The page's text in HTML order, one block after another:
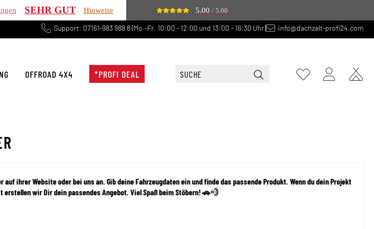
SEHR GUT Hinweise 5.00/ 5.00
Support: 07161-983 988 8 (Mo.-Fr. 10:00 - 12:00 und 13:00 - 16:30 Uhr) info@dachzelt-profi24.com
OFFROAD 4X4 *PROFI DEAL
ihrer Website oder bei uns an. Gib deine Fahrzeugdaten ein und finde das passende Produkt. Wenn du dein Projekt
wir Dir dein passendes Angebot. Viel Spaß beim Stöbern! 🚗💨